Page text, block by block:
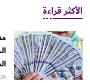
الأكثر قراءة